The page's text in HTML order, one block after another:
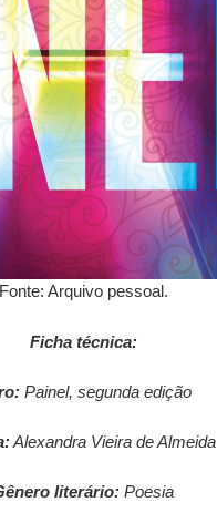
Fonte: Arquivo pessoal.
Ficha técnica:
Painel, segunda edição
Alexandra Vieira de Almeida
literário: Poesia